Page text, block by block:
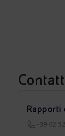
Rapporti
+39 02